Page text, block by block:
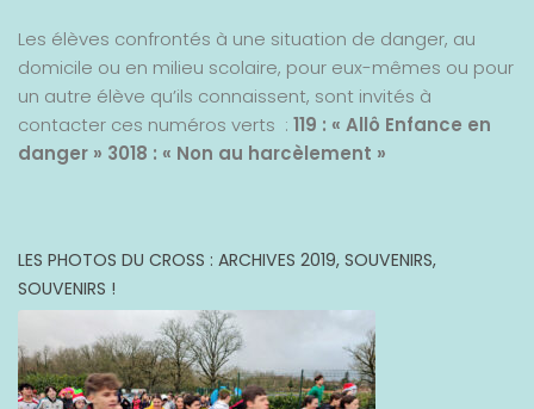
Les élèves confrontés à une situation de danger, au
domicile ou en milieu scolaire, pour eux-mêmes ou pour
un autre élève qu’ils connaissent, sont invités à
contacter ces numéros verts : 119 : « Allô Enfance en
danger » 3018 : « Non au harcèlement »
LES PHOTOS DU CROSS : ARCHIVES 2019, SOUVENIRS,
SOUVENIRS !